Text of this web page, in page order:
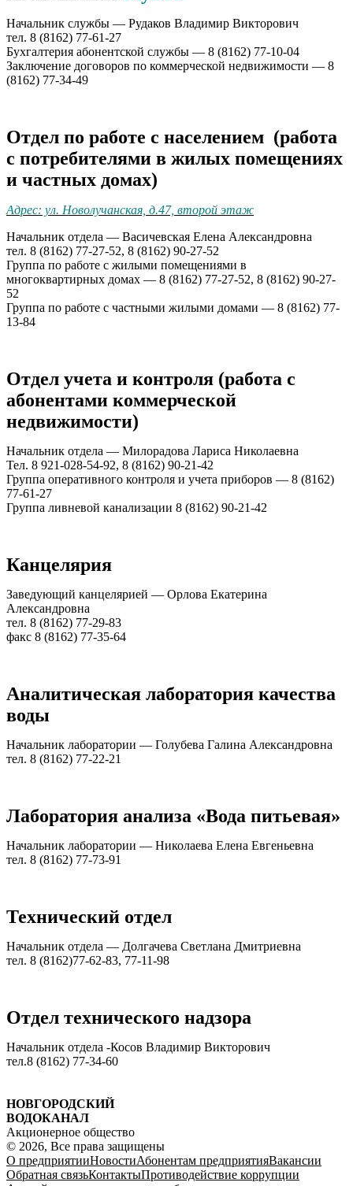
Начальник службы — Рудаков Владимир Викторович
тел. 8 (8162) 77-61-27
Бухгалтерия абонентской службы — 8 (8162) 77-10-04
Заключение договоров по коммерческой недвижимости — 8
(8162) 77-34-49
Отдел по работе с населением (работа
с потребителями в жилых помещениях
и частных домах)
Адрес: ул. Новолучанская, д.47, второй этаж
Начальник отдела — Васичевская Елена Александровна
тел. 8 (8162) 77-27-52, 8 (8162) 90-27-52
Группа по работе с жилыми помещениями в
многоквартирных домах — 8 (8162) 77-27-52, 8 (8162) 90-27-
52
Группа по работе с частными жилыми домами — 8 (8162) 77-
13-84
Отдел учета и контроля (работа с
абонентами коммерческой
недвижимости)
Начальник отдела — Милорадова Лариса Николаевна
Тел. 8 921-028-54-92, 8 (8162) 90-21-42
Группа оперативного контроля и учета приборов — 8 (8162)
77-61-27
Группа ливневой канализации 8 (8162) 90-21-42
Канцелярия
Заведующий канцелярией — Орлова Екатерина
Александровна
тел. 8 (8162) 77-29-83
факс 8 (8162) 77-35-64
Аналитическая лаборатория качества
воды
Начальник лаборатории — Голубева Галина Александровна
тел. 8 (8162) 77-22-21
Лаборатория анализа «Вода питьевая»
Начальник лаборатории — Николаева Елена Евгеньевна
тел. 8 (8162) 77-73-91
Технический отдел
Начальник отдела — Долгачева Светлана Дмитриевна
тел. 8 (8162)77-62-83, 77-11-98
Отдел технического надзора
Начальник отдела -Косов Владимир Викторович
тел.8 (8162) 77-34-60
НОВГОРОДСКИЙ
ВОДОКАНАЛ
Акционерное общество
© 2026, Все права защищены
О предприятииНовостиАбонентам предприятияВакансии
Обратная связьКонтактыПротиводействие коррупции